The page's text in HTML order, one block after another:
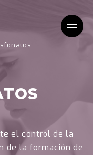
el control de la
de la formación de